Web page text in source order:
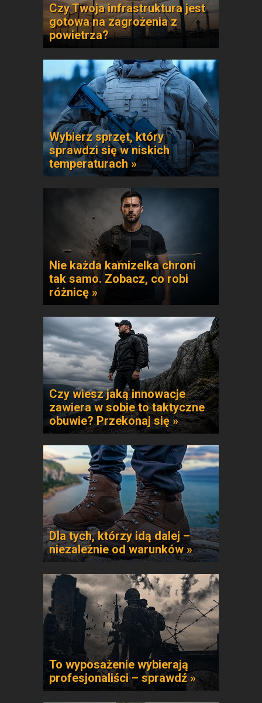
Czy Twoja infrastruktura jest
gotowa na zagrożenia z
powietrza?
Wybierz sprzęt, który
sprawdzi się w niskich
temperaturach »
Nie każda kamizelka chroni
tak samo. Zobacz, co robi
różnicę »
Czy wiesz jaką innowacje
zawiera w sobie to taktyczne
obuwie? Przekonaj się »
Dla tych, którzy idą dalej –
niezależnie od warunków »
To wyposażenie wybierają
profesjonaliści – sprawdź »